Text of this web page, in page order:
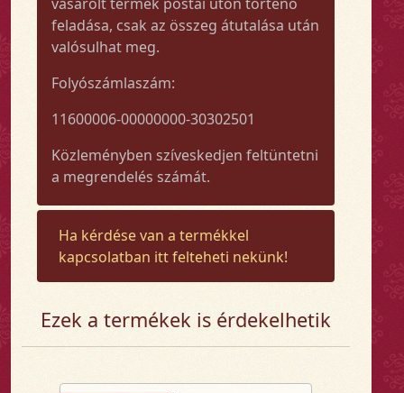
feladása, csak az összeg átutalása után
valósulhat meg.
Folyószámlaszám:
11600006-00000000-30302501
Közleményben szíveskedjen feltüntetni
a megrendelés számát.
Ha kérdése van a termékkel
kapcsolatban itt felteheti nekünk!
Ezek a termékek is érdekelhetik